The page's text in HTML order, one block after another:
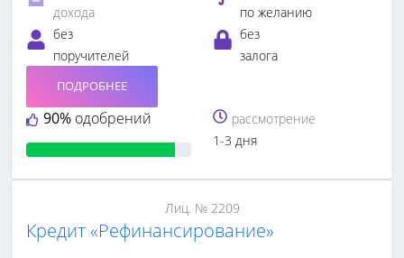
дохода
по желанию
без
поручителей
без
залога
90% одобрений
ПОДРОБНЕЕ
рассмотрение
1-3 дня
Лиц. № 2209
Кредит «Рефинансирование»